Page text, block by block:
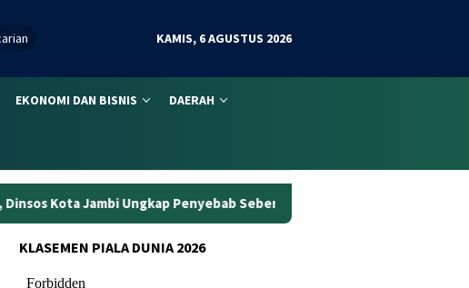
KAMIS, 6 AGUSTUS 2026
EKONOMI DAN BISNIS DAERAH
Penyebab Sebenarnya Wanita Pengguna Motor Wajib Paham!
KLASEMEN PIALA DUNIA 2026